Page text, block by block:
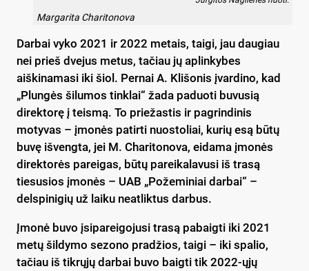
Margarita Charitonova
Darbai vyko 2021 ir 2022 metais, taigi, jau daugiau
nei prieš dvejus metus, tačiau jų aplinkybes
aiškinamasi iki šiol. Pernai A. Klišonis įvardino, kad
„Plungės šilumos tinklai“ žada paduoti buvusią
direktorę į teismą. To priežastis ir pagrindinis
motyvas – įmonės patirti nuostoliai, kurių esą būtų
buvę išvengta, jei M. Charitonova, eidama įmonės
direktorės pareigas, būtų pareikalavusi iš trasą
tiesusios įmonės – UAB „Požeminiai darbai“ –
delspinigių už laiku neatliktus darbus.
Įmonė buvo įsipareigojusi trasą pabaigti iki 2021
metų šildymo sezono pradžios, taigi – iki spalio,
tačiau iš tikrųjų darbai buvo baigti tik 2022-ųjų